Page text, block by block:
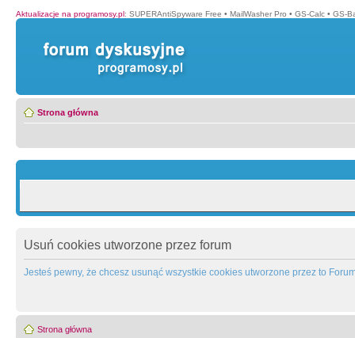
Aktualizacje na programosy.pl: SUPERAntiSpyware Free • MailWasher Pro • GS-Calc • GS-
Strona główna
Usuń cookies utworzone przez forum
Jesteś pewny, że chcesz usunąć wszystkie cookies utworzone przez to
Strona główna